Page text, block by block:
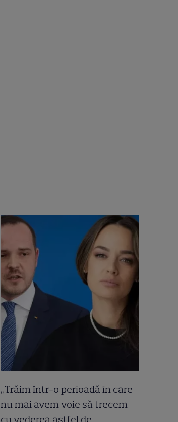
„Trăim într-o perioadă în care
nu mai avem voie să trecem
cu vederea astfel de